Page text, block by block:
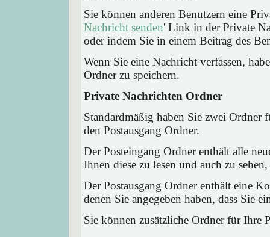
Sie können anderen Benutzern eine
Nachricht senden' Link in der Private
oder indem Sie in einem Beitrag des
Wenn Sie eine Nachricht verfassen,
Ordner zu speichern.
Private Nachrichten Ordner
Standardmäßig haben Sie zwei Ordner
den Postausgang Ordner.
Der Posteingang Ordner enthält alle
Ihnen diese zu lesen und auch zu
Der Postausgang Ordner enthält eine
denen Sie angegeben haben, dass Sie
Sie können zusätzliche Ordner für Ihre